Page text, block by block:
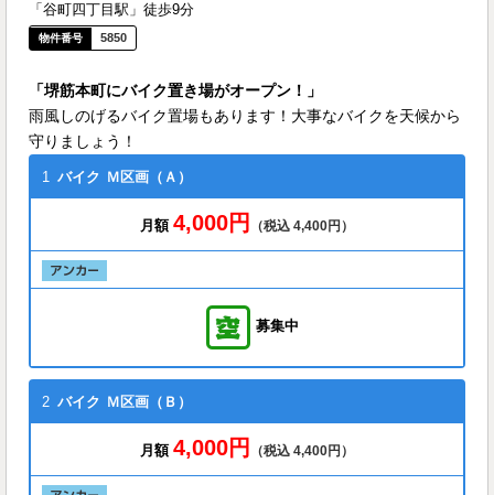
「谷町四丁目駅」徒歩9分
5850
「堺筋本町にバイク置き場がオープン！」
雨風しのげるバイク置場もあります！大事なバイクを天候から
守りましょう！
1 バイク Ｍ区画（Ａ）
月額 4,000円 （税込 4,400円）
募集中
2 バイク Ｍ区画（Ｂ）
月額 4,000円 （税込 4,400円）